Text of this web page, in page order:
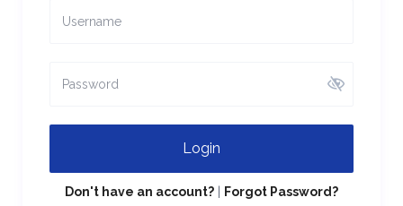
Login
Don't have an account? Forgot Password?